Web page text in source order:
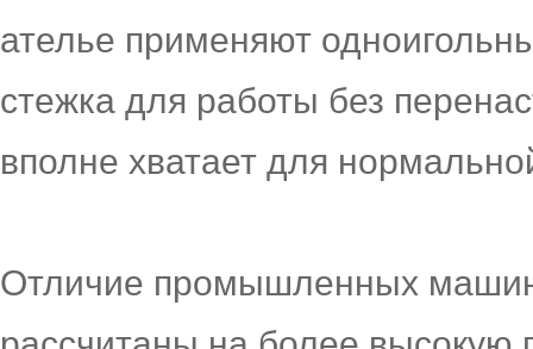
ателье применяют
стежка для работы без
вполне хватает для
Отличие промышленных